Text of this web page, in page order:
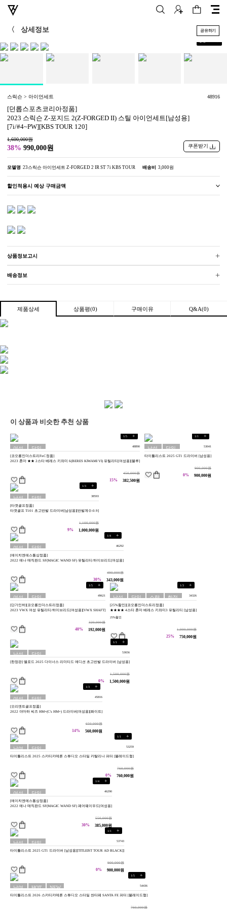
〈 상세정보 공유하기
+
스릭슨 > 아이언세트 48916
[던롭스포츠코리아정품]
2023 스릭슨 Z-포지드 2(Z-FORGED II) 스틸 아이언세트[남성용]
[7i/#4~PW][KBS TOUR 120]
1,600,000원
38% 990,000원 쿠폰받기
모델명 23스릭슨 아이언세트 Z-FORGED 2 IR ST 7i KBS TOUR 배송비 3,000원
할인적용시 예상 구매금액
상품정보고시 +
배송정보 +
제품상세 상품평(0) 구매이유 Q&A(0)
이 상품과 비슷한 추천 상품
1/5 +
여성
용
당일
배송
48890
[코오롱인더스트리FnC정품]
2023 혼마 ★★ 2스타 베레스 키와미 6(BERES KIWAMI VI) 유틸리티[여성용][블루]
450,000원
15% 382,500원
1/1 +
남성
용
당일
배송
53041
타이틀리스트 2025 GT1 드라이버 [남성용]
900,000원
0% 900,000원
1/3 +
남성
용
당일
배송
38593
[타겟골프정품]
타겟골프 T101 초고반발 드라이버[남성용][반발계수:0.9]
1,100,000원
9% 1,000,000원
1/4 +
여성
용
당일
배송
46292
[에이치엔에스통상정품]
2022 에나 매직완드 SF(MAGIC WAND SF) 유틸리티/하이브리드[여성용]
490,000원
30% 343,000원
1/5 +
여성
용
당일
배송
49621
[단가인하][코오롱인더스트리정품]
2023 VWX 여성 유틸리티/하이브리드[여성용][VWX SHAFT]
320,000원
40% 192,000원
1/3 +
남성
용
당일
배송
소량
재고
한정
34326
[25%할인][코오롱인더스트리정품]
★★★★ 4스타 혼마 베레스 키와미3 유틸리티 [남성용]
25%할인
1,000,000원
25% 750,000원
1/1 +
남성
용
당일
배송
53656
[한정판] 엘로드 2025 다이너스 리미티드 에디션 초고반발 드라이버 [남성용]
1,500,000원
0% 1,500,000원
1/3 +
여성
용
당일
배송
45816
[오리엔트골프정품]
2022 야마하 씨즈 HM+(C's HM+) 드라이버[여성용][화이트]
650,000원
14% 560,000원
1/1 +
남여
공용
당일
배송
53259
타이틀리스트 2025 스카티카메론 스튜디오 스타일 카탈리나 퍼터 [블레이드형]
760,000원
0% 760,000원
1/4 +
여성
용
당일
배송
46290
[에이치엔에스통상정품]
2022 에나 매직완드 SF(MAGIC WAND SF) 페어웨이우드[여성용]
550,000원
30% 385,000원
1/1 +
남성
용
당일
배송
53743
타이틀리스트 2025 GT1 드라이버 [남성용][TITLEIST TOUR AD BLACK]]
900,000원
0% 900,000원
1/5 +
남여
공용
HOT NEW 54436
타이틀리스트 2026 스카티카메론 스튜디오 스타일 싼타페 SANTA FE 퍼터 [블레이드형]
760,000원